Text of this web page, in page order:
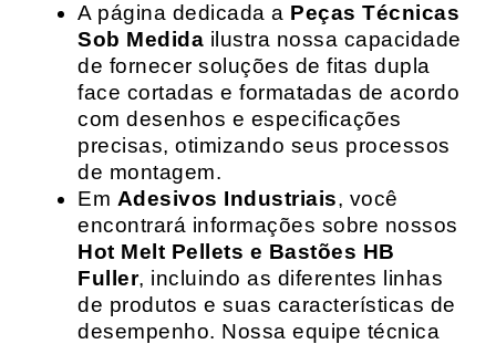
A página dedicada a Peças Técnicas
Sob Medida ilustra nossa capacidade
de fornecer soluções de fitas dupla
face cortadas e formatadas de acordo
com desenhos e especificações
precisas, otimizando seus processos
de montagem.
Em Adesivos Industriais, você
encontrará informações sobre nossos
Hot Melt Pellets e Bastões HB
Fuller, incluindo as diferentes linhas
de produtos e suas características de
desempenho. Nossa equipe técnica